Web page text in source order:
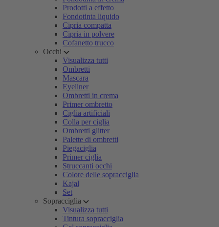
Prodotti a effetto
Fondotinta liquido
Cipria compatta
Cipria in polvere
Cofanetto trucco
Occhi
Visualizza tutti
Ombretti
Mascara
Eyeliner
Ombretti in crema
Primer ombretto
Ciglia artificiali
Colla per ciglia
Ombretti glitter
Palette di ombretti
Piegaciglia
Primer ciglia
Struccanti occhi
Colore delle sopracciglia
Kajal
Set
Sopracciglia
Visualizza tutti
Tintura sopracciglia